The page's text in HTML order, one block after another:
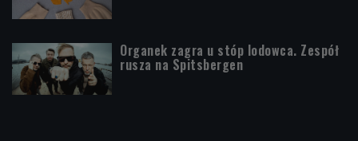
Organek zagra u stóp lodowca. Zespół
rusza na Spitsbergen